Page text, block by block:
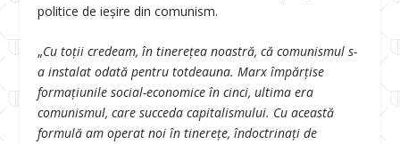
politice de ieșire din comunism.
„Cu toții credeam, în tinerețea noastră, că comunismul s-
a instalat odată pentru totdeauna. Marx împărțise
formațiunile social-economice în cinci, ultima era
comunismul, care succeda capitalismului. Cu această
formulă am operat noi în tinerețe, îndoctrinați de